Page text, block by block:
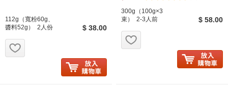
112g（寬粉60g、
醬料52g） 2人份
$ 38.00
300g（100g×3
束） 2-3人前
$ 58.00